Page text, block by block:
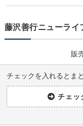
藤沢善行ニューライ
販
チェックを入れるとま